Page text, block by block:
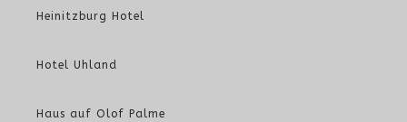
Heinitzburg Hotel
Hotel Uhland
Haus auf Olof Palme